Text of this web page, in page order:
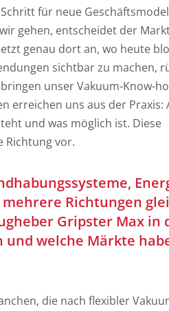
für neue
gehen, entscheidet der
genau dort an, wo heute
sichtbar zu machen,
unser Vakuum-Know-
erreichen uns aus der Praxis:
und was möglich ist. Diese
Richtung vor.
mehrere Richtungen
Gripster Max in
welche Märkte
die nach flexibler